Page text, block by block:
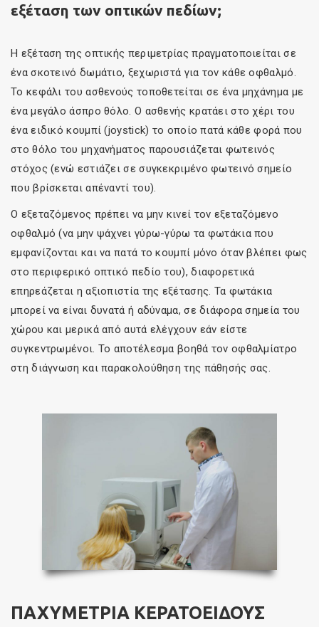
εξέταση των οπτικών πεδίων;
Η εξέταση της οπτικής περιμετρίας πραγματοποιείται σε
ένα σκοτεινό δωμάτιο, ξεχωριστά για τον κάθε οφθαλμό.
Το κεφάλι του ασθενούς τοποθετείται σε ένα μηχάνημα με
ένα μεγάλο άσπρο θόλο. Ο ασθενής κρατάει στο χέρι του
ένα ειδικό κουμπί (joystick) το οποίο πατά κάθε φορά που
στο θόλο του μηχανήματος παρουσιάζεται φωτεινός
στόχος (ενώ εστιάζει σε συγκεκριμένο φωτεινό σημείο
που βρίσκεται απέναντί του).
Ο εξεταζόμενος πρέπει να μην κινεί τον εξεταζόμενο
οφθαλμό (να μην ψάχνει γύρω-γύρω τα φωτάκια που
εμφανίζονται και να πατά το κουμπί μόνο όταν βλέπει φως
στο περιφερικό οπτικό πεδίο του), διαφορετικά
επηρεάζεται η αξιοπιστία της εξέτασης. Τα φωτάκια
μπορεί να είναι δυνατά ή αδύναμα, σε διάφορα σημεία του
χώρου και μερικά από αυτά ελέγχουν εάν είστε
συγκεντρωμένοι. Το αποτέλεσμα βοηθά τον οφθαλμίατρο
στη διάγνωση και παρακολούθηση της πάθησής σας.
ΠΑΧΥΜΕΤΡΙΑ ΚΕΡΑΤΟΕΙΔΟΥΣ